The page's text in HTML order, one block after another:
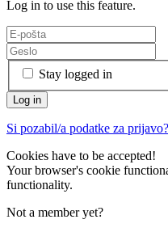
Log in to use this feature.
Stay logged in
Si pozabil/a podatke za prijavo?
Cookies have to be accepted!
Your browser's cookie
functionality.
Not a member yet?